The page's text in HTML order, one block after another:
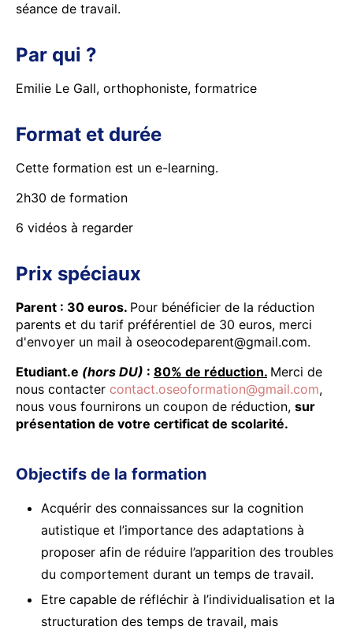
séance de travail.
Par qui ?
Emilie Le Gall, orthophoniste, formatrice
Format et durée
Cette formation est un e-learning.
2h30 de formation
6 vidéos à regarder
Prix spéciaux
Parent : 30 euros. Pour bénéficier de la réduction
parents et du tarif préférentiel de 30 euros, merci
d'envoyer un mail à oseocodeparent@gmail.com.
Etudiant.e (hors DU) : 80% de réduction. Merci de
nous contacter contact.oseoformation@gmail.com,
nous vous fournirons un coupon de réduction, sur
présentation de votre certificat de scolarité.
Objectifs de la formation
Acquérir des connaissances sur la cognition
autistique et l’importance des adaptations à
proposer afin de réduire l’apparition des troubles
du comportement durant un temps de travail.
Etre capable de réfléchir à l’individualisation et la
structuration des temps de travail, mais